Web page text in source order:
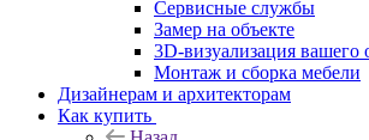
Сервисные службы
Замер на объекте
3D-визуализация вашего
Монтаж и сборка мебели
Дизайнерам и архитекторам
Как купить